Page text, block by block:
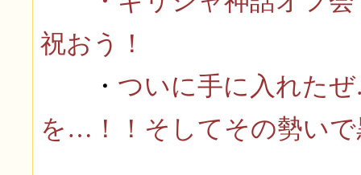
祝おう！
・ ついに手に入れた
を…！！そしてその勢い